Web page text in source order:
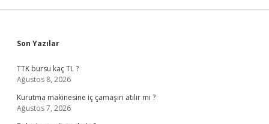
Sidebar
Son Yazılar
TTK bursu kaç TL ?
Ağustos 8, 2026
Kurutma makinesine iç çamaşırı atılır mı ?
Ağustos 7, 2026